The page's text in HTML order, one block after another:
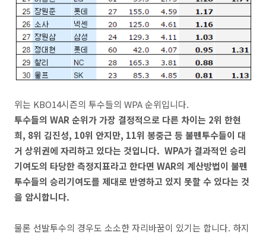
위는 KBO14시즌의 투수들의 WPA 순위입니다.
투수들의 WAR 순위가 가장 결정적으로 다른 차이는 2위 한현
희, 8위 김진성, 10위 안지만, 11위 봉중근 등 불펜투수들이 대
거 상위권에 자리하고 있다는 것입니다. WPA가 결과적인 승리
기여도의 타당한 측정지표라고 한다면 WAR의 계산방법이 불펜
투수들의 승리기여도를 제대로 반영하고 있지 못할 수 있다는 것
을 암시합니다.
물론 선발투수의 경우도 소소한 자리바꿈이 있기는 합니다. 하지